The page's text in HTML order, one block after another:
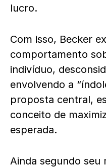
lucro.
Com isso, Becker
comportamento
indivíduo,
envolvendo a
proposta central,
conceito de
esperada.
Ainda segundo seu